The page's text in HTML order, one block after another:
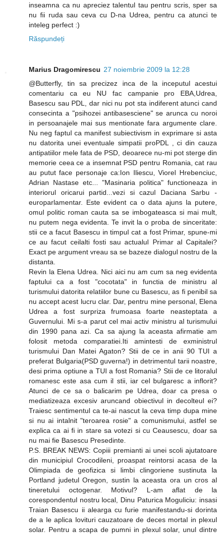
inseamna ca nu apreciez talentul tau pentru scris, sper sa
nu fii ruda sau ceva cu D-na Udrea, pentru ca atunci te
inteleg perfect :)
Răspundeți
Marius Dragomirescu 27 noiembrie 2009 la 12:28
@Butterfly, tin sa precizez inca de la inceputul acestui
comentariu ca eu NU fac campanie pro EBA,Udrea,
Basescu sau PDL, dar nici nu pot sta indiferent atunci cand
consecinta a "psihozei antibasesciene" se arunca cu noroi
in persoanajele mai sus mentionate fara argumente clare.
Nu neg faptul ca manifest subiectivism in exprimare si asta
nu datorita unei eventuale simpatii proPDL , ci din cauza
antipatiilor mele fata de PSD, deoarece nu-mi pot sterge din
memorie ceea ce a insemnat PSD pentru Romania, cat rau
au putut face personaje ca:Ion Iliescu, Viorel Hrebenciuc,
Adrian Nastase etc... "Masinaria politica" functioneaza in
interiorul oricarui partid...vezi si cazul Daciana Sarbu -
europarlamentar. Este evident ca o data ajuns la putere,
omul politic roman cauta sa se imbogateasca si mai mult,
nu putem nega evidenta. Te invit la o proba de sinceritate:
stii ce a facut Basescu in timpul cat a fost Primar, spune-mi
ce au facut ceilalti fosti sau actualul Primar al Capitalei?
Exact pe argument vreau sa se bazeze dialogul nostru de la
distanta.
Revin la Elena Udrea. Nici aici nu am cum sa neg evidenta
faptului ca a fost "cocotata" in functia de ministru al
turismului datorita relatiilor bune cu Basescu, as fi penibil sa
nu accept acest lucru clar. Dar, pentru mine personal, Elena
Udrea a fost surpriza frumoasa foarte neasteptata a
Guvernului. Mi s-a parut cel mai activ ministru al turismului
din 1990 pana azi. Ca sa ajung la aceasta afirmatie am
folosit metoda comparatiei.Iti amintesti de exministrul
turismului Dan Matei Agaton? Stii de ce in anii 90 TUI a
preferat Bulgaria(PSD guverna!) in detrimentul tarii noastre,
desi prima optiune a TUI a fost Romania? Stii de ce litoralul
romanesc este asa cum il stii, iar cel bulgaresc a inflorit?
Atunci de ce sa o balicarim pe Udrea, doar ca presa o
mediatizeaza excesiv aruncand obiectivul in decolteul ei?
Traiesc sentimentul ca te-ai nascut la ceva timp dupa mine
si nu ai intalnit "teroarea rosie" a comunismului, astfel se
explica ca ai fi in stare sa votezi si cu Ceausescu, doar sa
nu mai fie Basescu Presedinte.
P.S. BREAK NEWS: Copiii premianti ai unei scoli ajutatoare
din municipiul Crocodileni, proaspat reintorsi acasa de la
Olimpiada de geofizica si limbi clingoriene sustinuta la
Portland judetul Oregon, sustin la aceasta ora un cros al
tineretului octogenar. Motivul? L-am aflat de la
corespondentul nostru local, Dinu Paturica Moguliciu: insasi
Traian Basescu ii alearga cu furie manifestandu-si dorinta
de a le aplica lovituri cauzatoare de deces mortal in plexul
solar. Pentru a scapa de pumni in plexul solar, unul dintre